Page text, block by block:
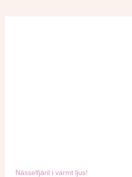
Nässelfjäril i varmt ljus!